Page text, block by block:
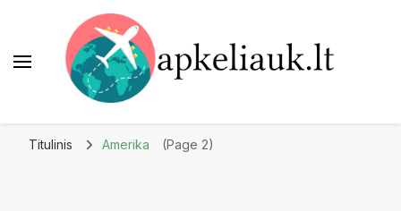
Titulinis Amerika (Page 2)